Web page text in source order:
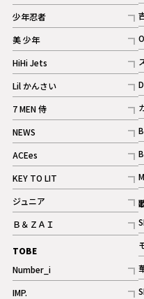
記事
ギャラリー
少年忍者
記事
美 少年
記事
HiHi Jets
記事
Lil かんさい
記事
7 MEN 侍
記事
NEWS
記事
ACEes
記事
KEY TO LIT
記事
ジュニア
記事
Ｂ＆ＺＡＩ
記事
TOBE
Number_i
記事
IMP.